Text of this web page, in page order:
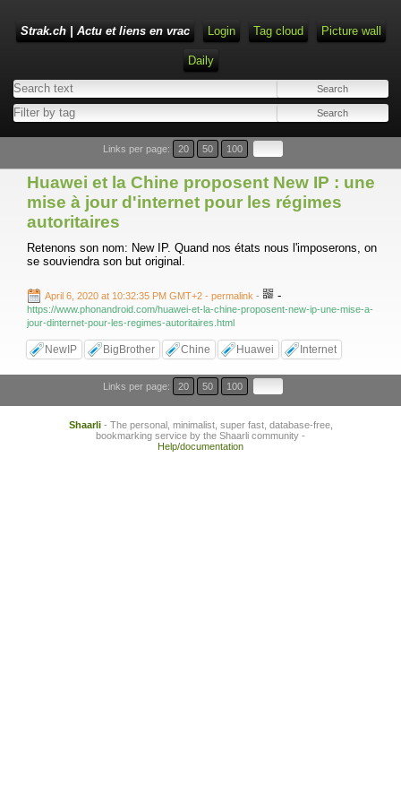
Strak.ch | Actu et liens en vrac Login Tag cloud Picture wall
Daily
Links per page: 20 50 100
Huawei et la Chine proposent New IP : une
mise à jour d'internet pour les régimes
autoritaires
Retenons son nom: New IP. Quand nos états nous l'imposerons, on
se souviendra son but original.
April 6, 2020 at 10:32:35 PM GMT+2 - permalink - -
https://www.phonandroid.com/huawei-et-la-chine-proposent-new-ip-une-mise-a-
jour-dinternet-pour-les-regimes-autoritaires.html
NewIP BigBrother Chine Huawei Internet
Links per page: 20 50 100
Shaarli- The personal, minimalist, super fast, database-free,
bookmarking service by the Shaarli community -
Help/documentation